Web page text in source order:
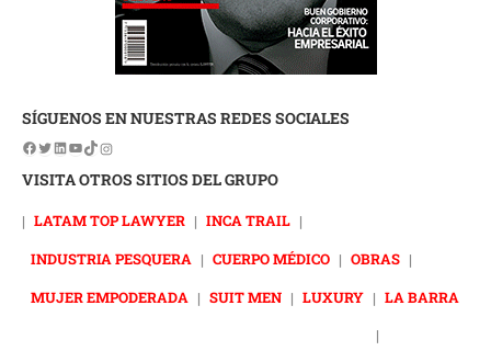
SÍGUENOS EN NUESTRAS REDES SOCIALES
VISITA OTROS SITIOS DEL GRUPO
| LATAM TOP LAWYER | INCA TRAIL |
INDUSTRIA PESQUERA | CUERPO MÉDICO | OBRAS |
MUJER EMPODERADA | SUIT MEN | LUXURY | LA BARRA
|